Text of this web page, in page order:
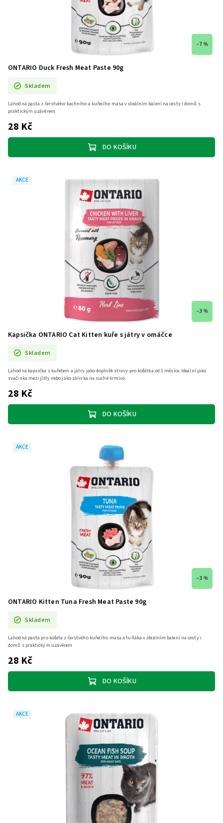
–7 %
ONTARIO Duck Fresh Meat Paste 90g
Skladem
28 Kč
DO KOŠÍKU
Lahodná pasta z čerstvého kachního a kuřecího masa v ideálním balení na cesty i domů s
praktickým uzávěrem.
AKCE
–3 %
Kapsička ONTARIO Cat Kitten kuře s játry v omáčce
Skladem
28 Kč
DO KOŠÍKU
Lahodná kapsička s kuřetem a játry jako doplněk stravy pro koťátka od 1 měsíce. Ideální jako
svačinka mezi jídly nebo jako zálivka na suché krmivo.
AKCE
–3 %
ONTARIO Kitten Tuna Fresh Meat Paste 90g
Skladem
28 Kč
DO KOŠÍKU
Lahodná pasta pro koťata z čerstvého kuřecího masa a tuňáka v ideálním balení na cesty i
domů s praktickým uzávěrem.
AKCE